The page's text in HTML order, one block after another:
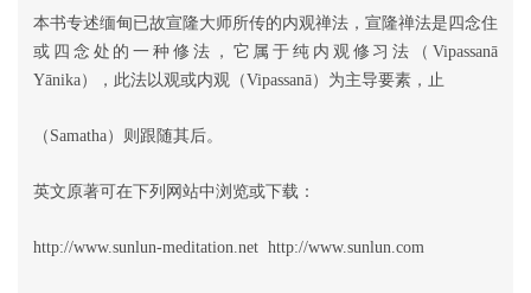
本书专述缅甸已故宣隆大师所传的内观禅法，宣隆禅法是四念住
或四念处的一种修法，它属于纯内观修习法（Vipassanā
Yānika），此法以观或内观（Vipassanā）为主导要素，止
（Samatha）则跟随其后。
英文原著可在下列网站中浏览或下载：
http://www.sunlun-meditation.net http://www.sunlun.com